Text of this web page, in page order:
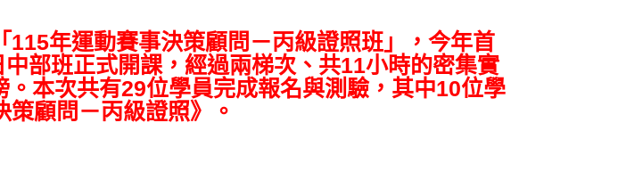
年運動賽事決策顧問－丙級證照班」，今年首
部班正式開課，經過兩梯次、共11小時的密集實
本次共有29位學員完成報名與測驗，其中10位學
顧問－丙級證照》。